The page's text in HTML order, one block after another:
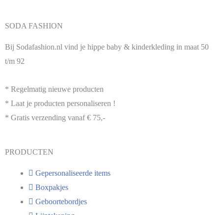
SODA FASHION
Bij Sodafashion.nl vind je hippe baby & kinderkleding in maat 50
t/m 92
* Regelmatig nieuwe producten
* Laat je producten personaliseren !
* Gratis verzending vanaf € 75,-
PRODUCTEN
Gepersonaliseerde items
Boxpakjes
Geboortebordjes